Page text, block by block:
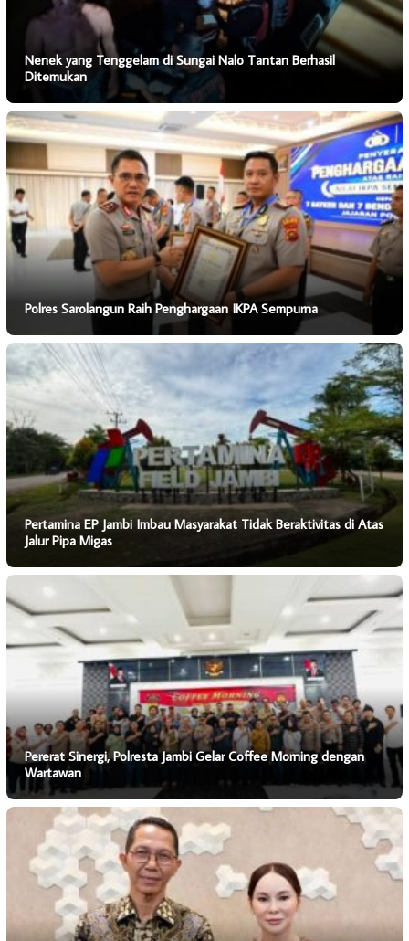
Nenek yang Tenggelam di Sungai Nalo Tantan Berhasil
Ditemukan
Polres Sarolangun Raih Penghargaan IKPA Sempurna
Pertamina EP Jambi Imbau Masyarakat Tidak Beraktivitas di Atas
Jalur Pipa Migas
Pererat Sinergi, Polresta Jambi Gelar Coffee Morning dengan
Wartawan